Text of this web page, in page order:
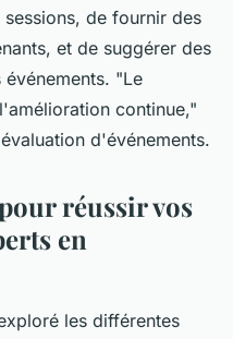
de fournir des
et de suggérer des
"Le
continue,"
d'événements.
réussir vos
en
les différentes